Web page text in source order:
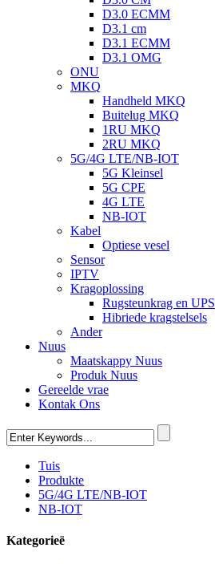
D3.0 ECMM
D3.1 cm
D3.1 ECMM
D3.1 OMG
ONU
MKQ
Handheld MKQ
Buitelug MKQ
1RU MKQ
2RU MKQ
5G/4G LTE/NB-IOT
5G Kleinsel
5G CPE
4G LTE
NB-IOT
Kabel
Optiese vesel
Sensor
IPTV
Kragoplossing
Rugsteunkrag en UPS
Hibriede kragstelsels
Ander
Nuus
Maatskappy Nuus
Produk Nuus
Gereelde vrae
Kontak Ons
Tuis
Produkte
5G/4G LTE/NB-IOT
NB-IOT
Kategorieë